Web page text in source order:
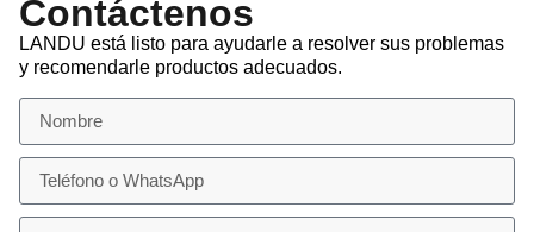
Contáctenos
LANDU está listo para ayudarle a resolver sus problemas
y recomendarle productos adecuados.